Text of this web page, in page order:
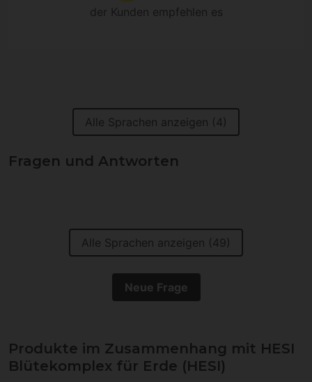
der Kunden empfehlen es
Alle Sprachen anzeigen (4)
Fragen und Antworten
Alle Sprachen anzeigen (49)
Neue Frage
Produkte im Zusammenhang mit HESI
Blütekomplex für Erde (HESI)